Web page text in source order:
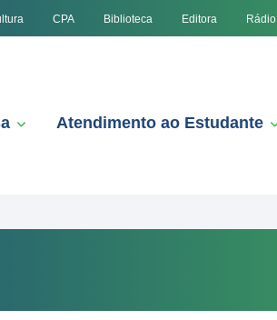
CPA Biblioteca Editora Rádio
Atendimento ao Estudante